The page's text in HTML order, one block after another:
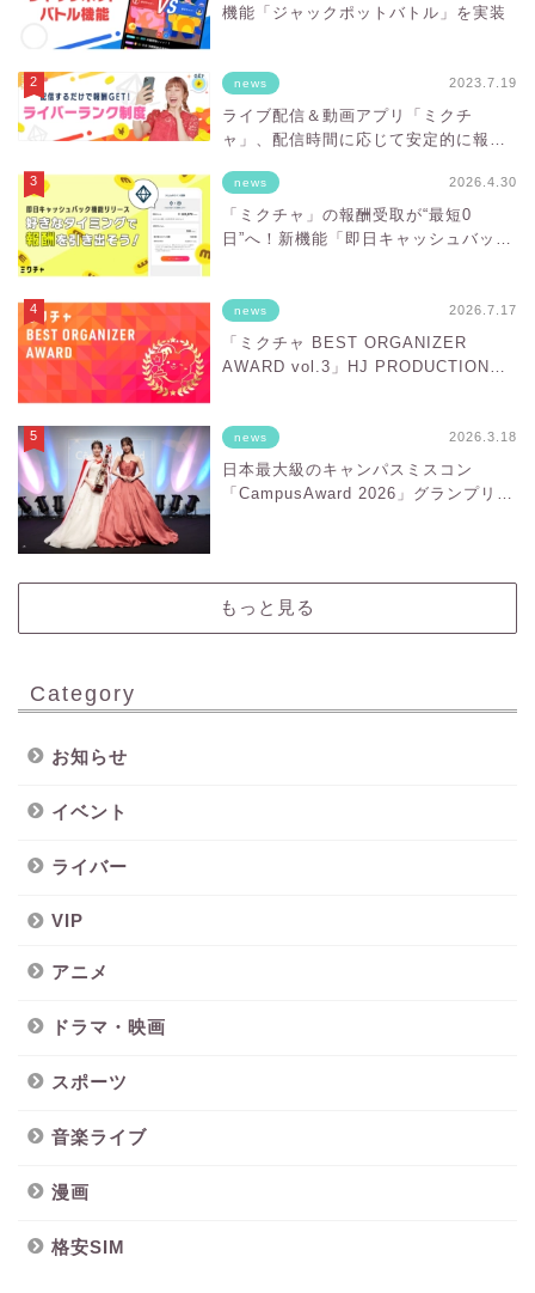
機能「ジャックポットバトル」を実装
news 2023.7.19
ライブ配信＆動画アプリ「ミクチ
ャ」、配信時間に応じて安定的に報酬
制度」をスタート！
news 2026.4.30
「ミクチャ」の報酬受取が“最短0
日”へ！新機能「即日キャッシュバッ
news 2026.7.17
「ミクチャ BEST ORGANIZER
AWARD vol.3」HJ PRODUCTIONが
news 2026.3.18
日本最大級のキャンパスミスコン
「CampusAward 2026」グランプリに
もっと見る
Category
お知らせ
イベント
ライバー
VIP
アニメ
ドラマ・映画
スポーツ
音楽ライブ
漫画
格安SIM